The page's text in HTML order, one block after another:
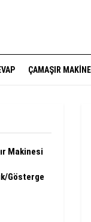
ÇAMAŞIR
Makinesi
Gösterge